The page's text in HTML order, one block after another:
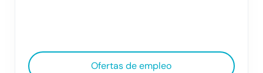
Ofertas de empleo